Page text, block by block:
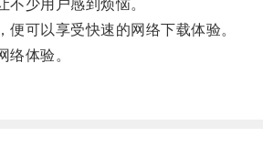
少用户感到烦恼。
可以享受快速的网络下载体验。
体验。